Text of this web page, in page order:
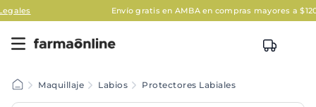
Envío gratis en AMBA en compras mayores a $120.000
Maquillaje Labios Protectores Labiales